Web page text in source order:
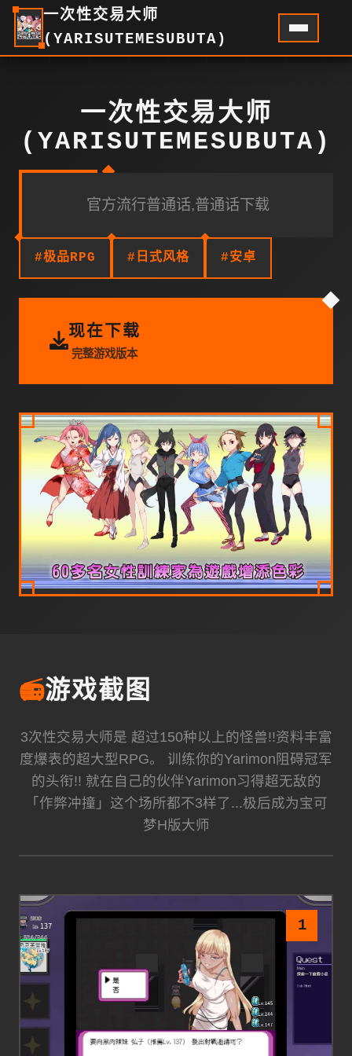
一次性交易大师
(YARISUTEMESUBUTA)
一次性交易大师
(YARISUTEMESUBUTA)
官方流行普通话,普通话下载
#极品RPG #日式风格 #安卓
现在下载
完整游戏版本
📻游戏截图
3次性交易大师是 超过150种以上的怪兽!!资料丰富
度爆表的超大型RPG。 训练你的Yarimon阻碍冠军
的头衔!! 就在自己的伙伴Yarimon习得超无敌的
「作弊冲撞」这个场所都不3样了...极后成为宝可
梦H版大师
1